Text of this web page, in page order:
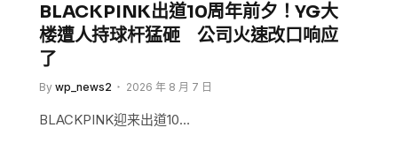
BLACKPINK出道10周年前夕！YG大
楼遭人持球杆猛砸 公司火速改口响应
了
By wp_news2 2026 年 8 月 7 日
BLACKPINK迎来出道10…